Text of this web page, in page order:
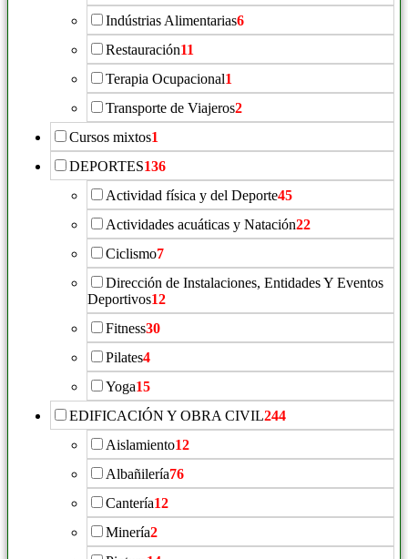
Indústrias Alimentarias6
Restauración11
Terapia Ocupacional1
Transporte de Viajeros2
Cursos mixtos1
DEPORTES136
Actividad física y del Deporte45
Actividades acuáticas y Natación22
Ciclismo7
Dirección de Instalaciones, Entidades Y Eventos
Deportivos12
Fitness30
Pilates4
Yoga15
EDIFICACIÓN Y OBRA CIVIL244
Aislamiento12
Albañilería76
Cantería12
Minería2